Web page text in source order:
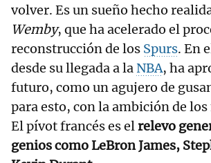
volver. Es un sueño hecho
Wemby, que ha acelerado el
reconstrucción de los Spurs. En
desde su llegada a la NBA, ha
futuro, como un agujero de
para esto, con la ambición de los
El pívot francés es elrelevo
genios como LeBron James,